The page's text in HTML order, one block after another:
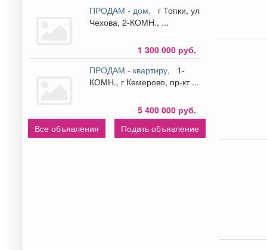
ПРОДАМ - дом,
г Топки, ул
Чехова, 2-КОМН., ...
1 300 000 руб.
ПРОДАМ - квартиру,
1-
КОМН., г Кемерово, пр-кт ...
5 400 000 руб.
Все объявления
Подать объявление